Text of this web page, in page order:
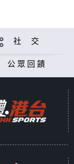
社 交
公眾回饋